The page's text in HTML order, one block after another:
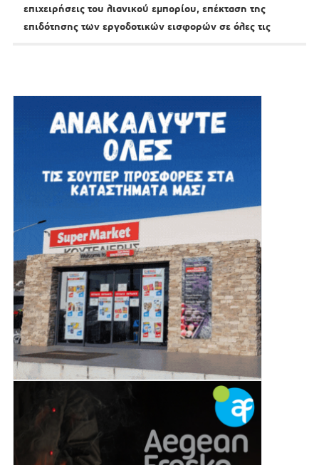
επιχειρήσεις του λιανικού εμπορίου, επέκταση της
επιδότησης των εργοδοτικών εισφορών σε όλες τις